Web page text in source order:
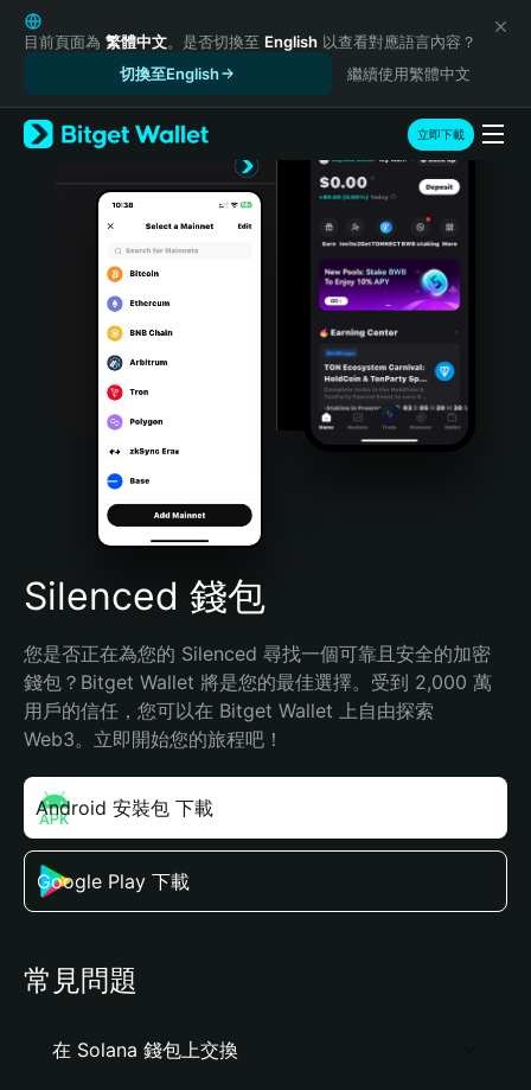
English
日本語
Русский
Español (Latinoamérica)
Türkçe
Português (Portugal)
Bahasa Indonesia
Português (Brasil)
Español (Argentina)
目前頁面為 繁體中文。是否切換至 English 以查看對應語言內容？
切換至English
繼續使用繁體中文
立即下載
Silenced 錢包
您是否正在為您的 Silenced 尋找一個可靠且安全的加密
錢包？Bitget Wallet 將是您的最佳選擇。受到 2,000 萬
用戶的信任，您可以在 Bitget Wallet 上自由探索
Web3。立即開始您的旅程吧！
Android 安裝包 下載
Google Play 下載
常見問題
在 Solana 錢包上交換